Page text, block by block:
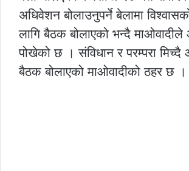
अधिवेशन बोलाउनुपर्ने बेलामा
लागि बैठक बोलाएको भन्दै
पोखेको छ । संविधान र परम्परा
बैठक बोलाएको माओवादीको ठहर छ ।